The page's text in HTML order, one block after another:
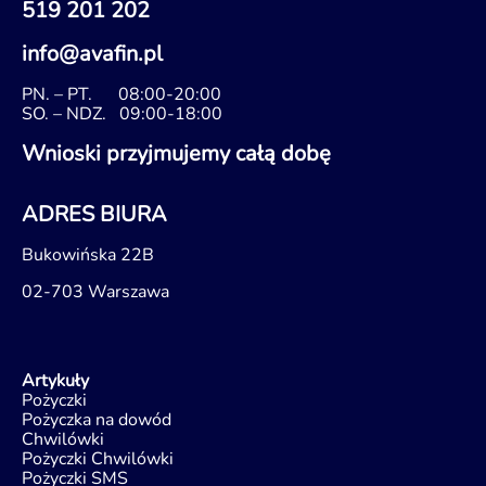
519 201 202
info@avafin.pl
PN. – PT. 08:00-20:00
SO. – NDZ. 09:00-18:00
Wnioski przyjmujemy całą dobę
ADRES BIURA
Bukowińska 22B
02-703 Warszawa
Artykuły
Pożyczki
Pożyczka na dowód
Chwilówki
Pożyczki Chwilówki
Pożyczki SMS